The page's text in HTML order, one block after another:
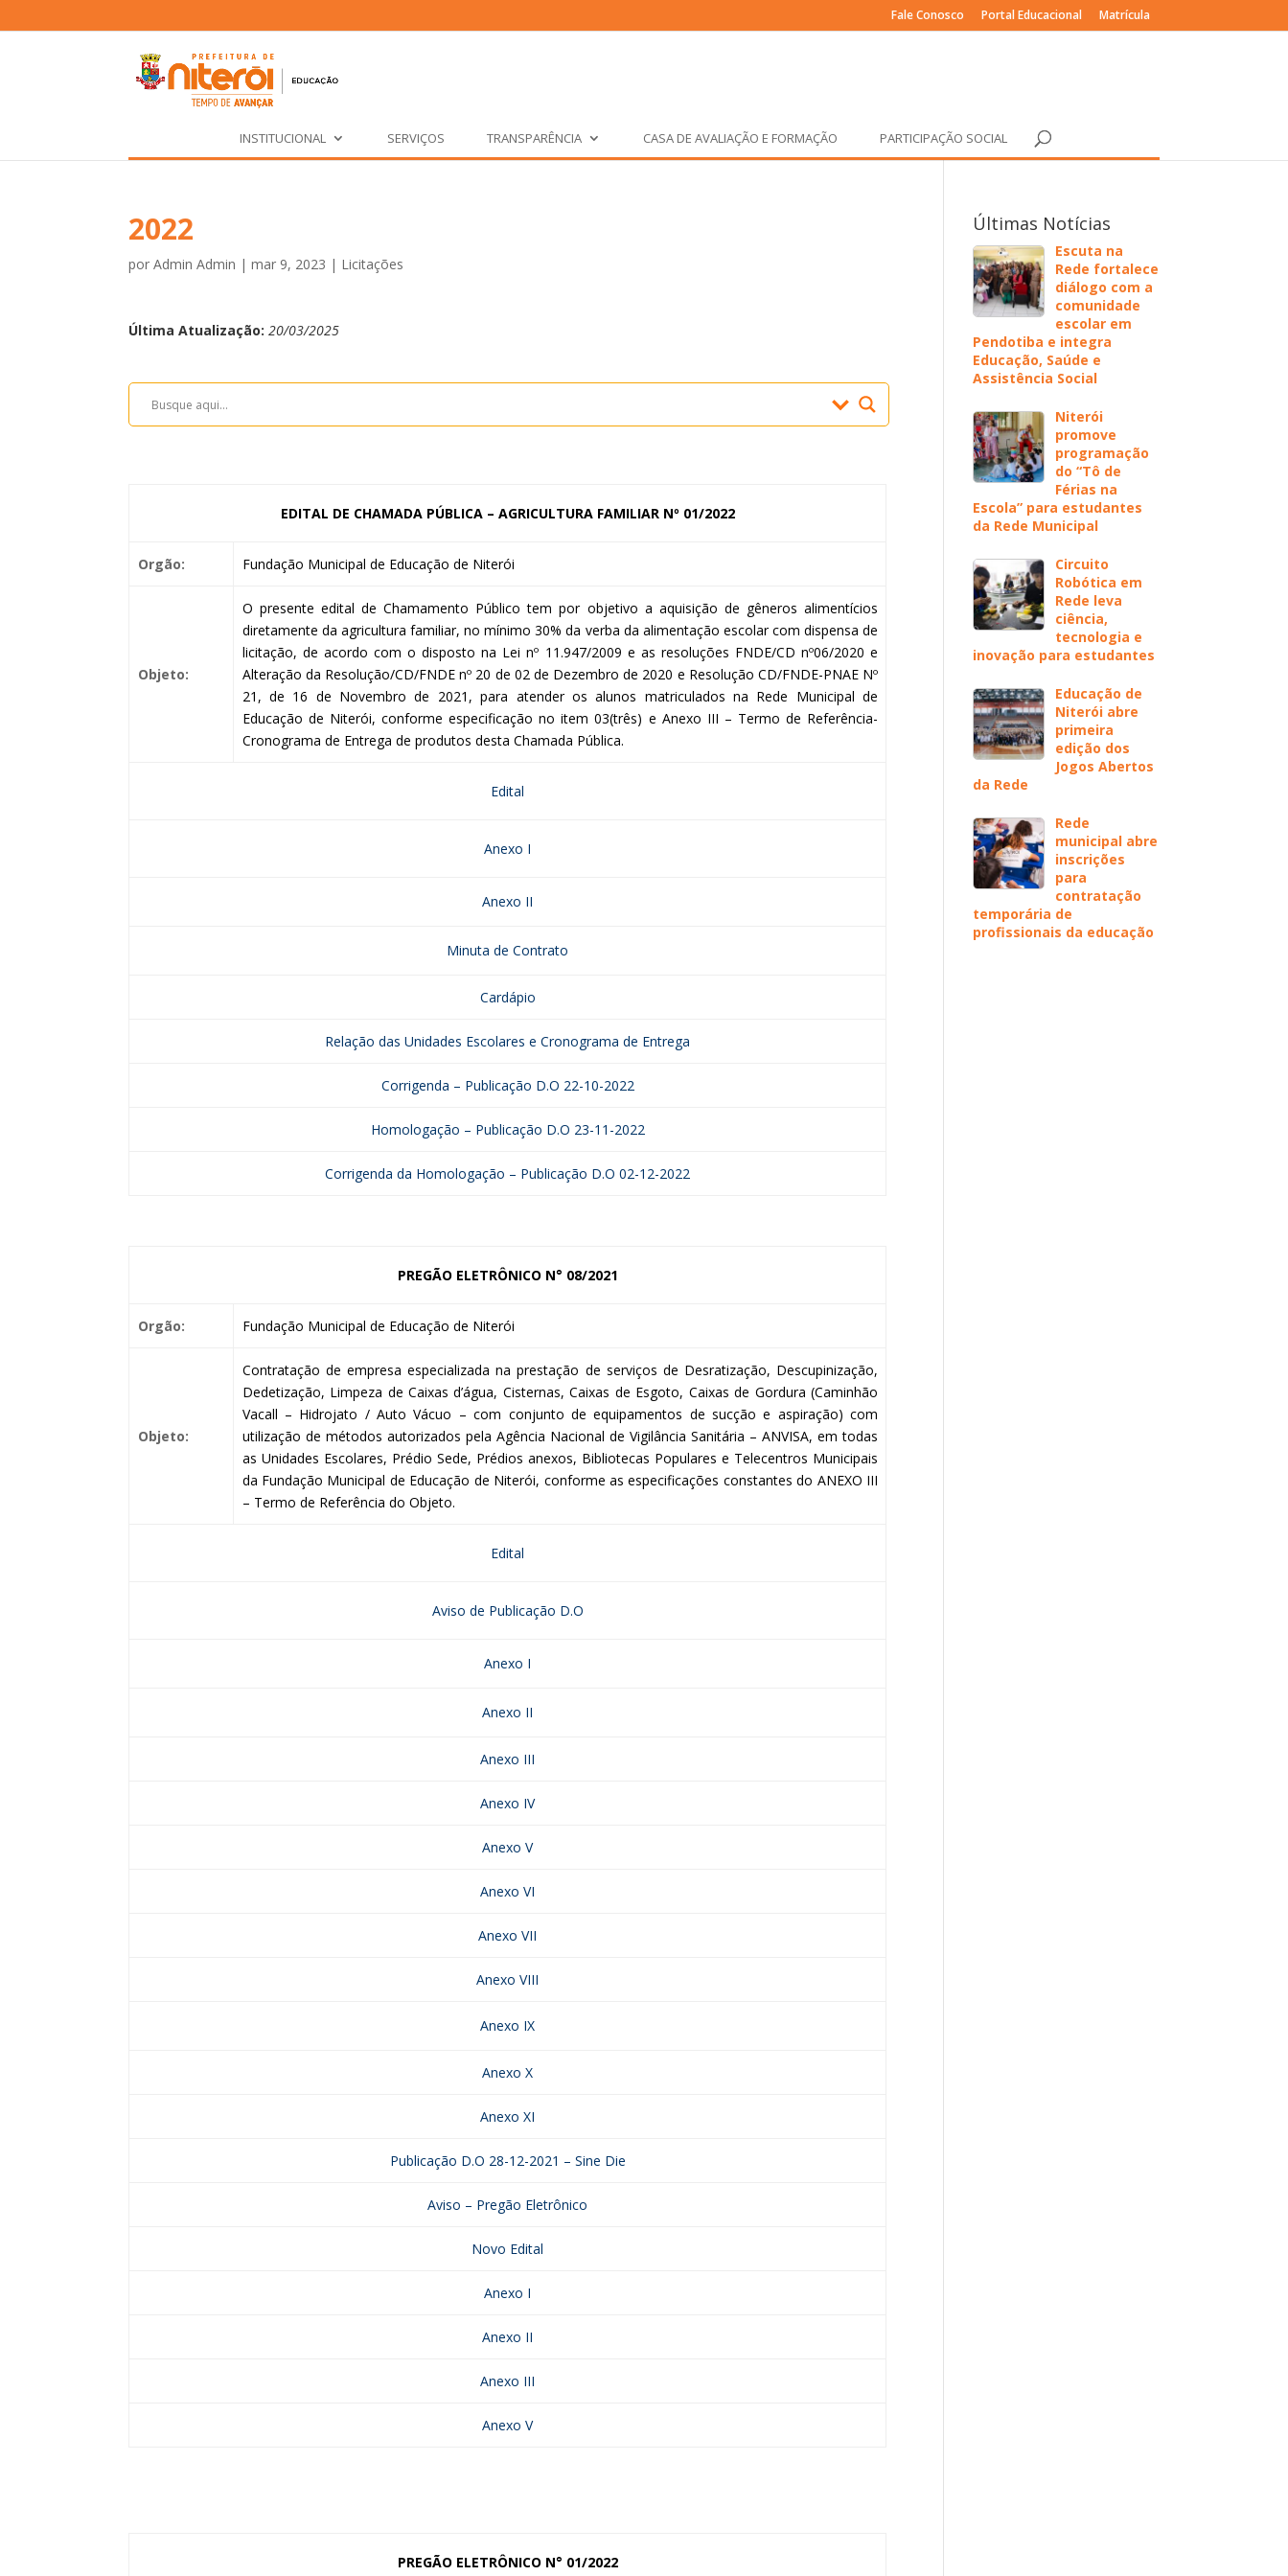
Fale Conosco Portal Educacional Matrícula
INSTITUCIONAL SERVIÇOS TRANSPARÊNCIA CASA DE AVALIAÇÃO E FORMAÇÃO PARTICIPAÇÃO SOCIAL
2022
porAdmin Admin |mar 9, 2023 | Licitações
Última Atualização: 20/03/2025
EDITAL DE CHAMADA PÚBLICA – AGRICULTURA FAMILIAR Nº 01/2022
Orgão: Fundação Municipal de Educação de Niterói
Objeto:
O presente edital de Chamamento Público tem por objetivo a aquisição de gêneros alimentícios
diretamente da agricultura familiar, no mínimo 30% da verba da alimentação escolar com dispensa de
licitação, de acordo com o disposto na Lei nº 11.947/2009 e as resoluções FNDE/CD nº06/2020 e
Alteração da Resolução/CD/FNDE nº 20 de 02 de Dezembro de 2020 e Resolução CD/FNDE-PNAE Nº
21, de 16 de Novembro de 2021, para atender os alunos matriculados na Rede Municipal de
Educação de Niterói, conforme especificação no item 03(três) e Anexo III – Termo de Referência-
Cronograma de Entrega de produtos desta Chamada Pública.
Edital
Anexo I
Anexo II
Minuta de Contrato
Cardápio
Relação das Unidades Escolares e Cronograma de Entrega
Corrigenda – Publicação D.O 22-10-2022
Homologação – Publicação D.O 23-11-2022
Corrigenda da Homologação – Publicação D.O 02-12-2022
PREGÃO ELETRÔNICO N° 08/2021
Orgão: Fundação Municipal de Educação de Niterói
Objeto:
Contratação de empresa especializada na prestação de serviços de Desratização, Descupinização,
Dedetização, Limpeza de Caixas d’água, Cisternas, Caixas de Esgoto, Caixas de Gordura (Caminhão
Vacall – Hidrojato / Auto Vácuo – com conjunto de equipamentos de sucção e aspiração) com
utilização de métodos autorizados pela Agência Nacional de Vigilância Sanitária – ANVISA, em todas
as Unidades Escolares, Prédio Sede, Prédios anexos, Bibliotecas Populares e Telecentros Municipais
da Fundação Municipal de Educação de Niterói, conforme as especificações constantes do ANEXO III
– Termo de Referência do Objeto.
Edital
Aviso de Publicação D.O
Anexo I
Anexo II
Anexo III
Anexo IV
Anexo V
Anexo VI
Anexo VII
Anexo VIII
Anexo IX
Anexo X
Anexo XI
Publicação D.O 28-12-2021 – Sine Die
Aviso – Pregão Eletrônico
Novo Edital
Anexo I
Anexo II
Anexo III
Anexo V
PREGÃO ELETRÔNICO N° 01/2022
Últimas Notícias
Escuta na
Rede fortalece
diálogo com a
comunidade
escolar em
Pendotiba e integra
Educação, Saúde e
Assistência Social
Niterói
promove
programação
do “Tô de
Férias na
Escola” para estudantes
da Rede Municipal
Circuito
Robótica em
Rede leva
ciência,
tecnologia e
inovação para estudantes
Educação de
Niterói abre
primeira
edição dos
Jogos Abertos
da Rede
Rede
municipal abre
inscrições
para
contratação
temporária de
profissionais da educação